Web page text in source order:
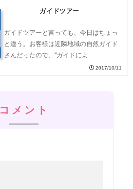
ガイドツアー
ガイドツアーと言っても、今日はちょっ
と違う。お客様は近隣地域の自然ガイド
さんだったので、“ガイドによ…
2017/10/11
コメント